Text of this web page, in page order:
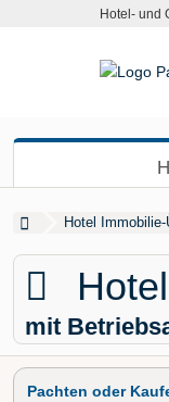
Hotel- und
Hotel
mit
Pachten oder